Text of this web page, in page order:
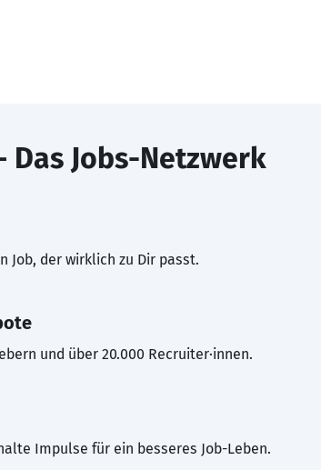
Das Jobs-Netzwerk
Job, der wirklich zu Dir passt.
und über 20.000 Recruiter·innen.
Impulse für ein besseres Job-Leben.